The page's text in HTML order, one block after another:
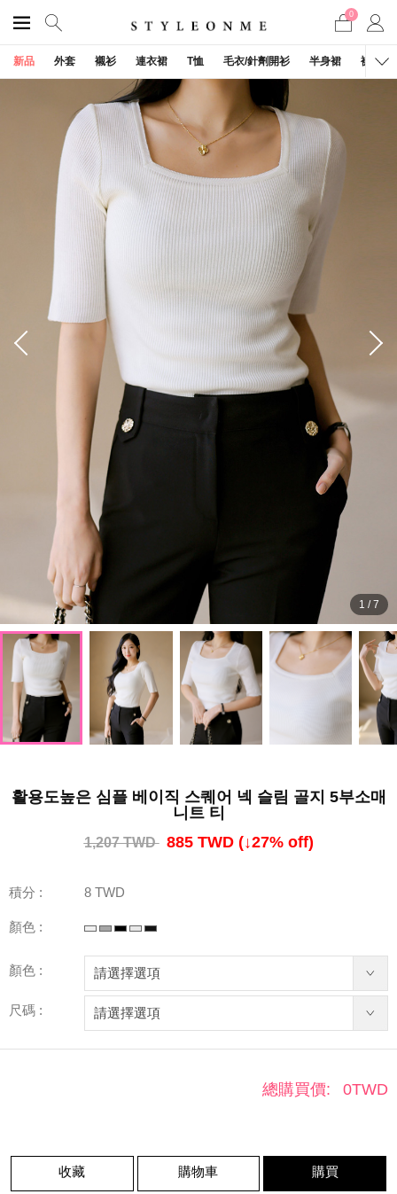
0
新品 外套 襯衫 連衣裙 T恤 毛衣/針劑開衫 半身裙 褲子
1 /7
활용도높은 심플 베이직 스퀘어 넥 슬림 골지 5부소매
니트 티
1,207 TWD 885 TWD (↓27% off)
積分 : 8 TWD
顏色 :
顏色 :
尺碼 :
總購買價: 0TWD
收藏 購物車 購買